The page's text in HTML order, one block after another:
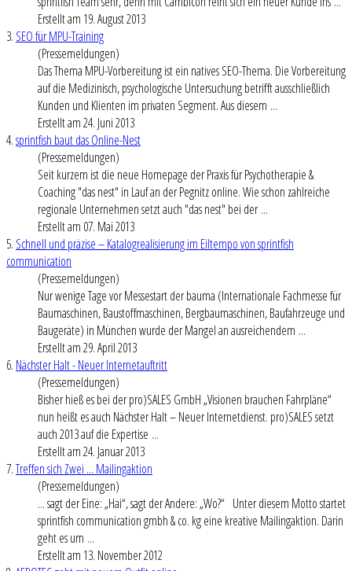
Erstellt am 19. August 2013
3. SEO für MPU-Training
(Pressemeldungen)
Das Thema MPU-Vorbereitung ist ein natives SEO-Thema. Die Vorbereitung
auf die Medizinisch, psychologische Untersuchung betrifft ausschließlich
Kunden und Klienten im privaten Segment. Aus diesem ...
Erstellt am 24. Juni 2013
4.sprintfish baut das Online-Nest
(Pressemeldungen)
Seit kurzem ist die neue Homepage der Praxis für Psychotherapie &
Coaching "das nest" in Lauf an der Pegnitz online. Wie schon zahlreiche
regionale Unternehmen setzt auch "das nest" bei der ...
Erstellt am 07. Mai 2013
5. Schnell und präzise – Katalogrealisierung im Eiltempo von sprintfish
communication
(Pressemeldungen)
Nur wenige Tage vor Messestart der bauma (Internationale Fachmesse für
Baumaschinen, Baustoffmaschinen, Bergbaumaschinen, Baufahrzeuge und
Baugeräte) in München wurde der Mangel an ausreichendem ...
Erstellt am 29. April 2013
6. Nächster Halt - Neuer Internetauftritt
(Pressemeldungen)
Bisher hieß es bei der pro)SALES GmbH „Visionen brauchen Fahrpläne“
nun heißt es auch Nächster Halt – Neuer Internetdienst. pro)SALES setzt
auch 2013 auf die Expertise ...
Erstellt am 24. Januar 2013
7.Treffen sich Zwei ... Mailingaktion
(Pressemeldungen)
... sagt der Eine: „Hai“, sagt der Andere: „Wo?“ Unter diesem Motto startet
sprintfish communication gmbh & co. kg eine kreative Mailingaktion. Darin
geht es um ...
Erstellt am 13. November 2012